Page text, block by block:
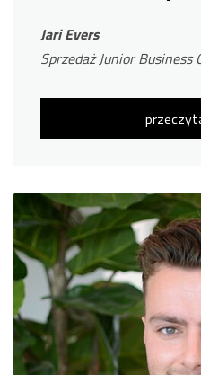
Jari Evers
Sprzedaż Junior